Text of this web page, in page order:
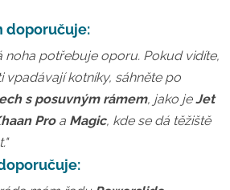
doporučuje:
noha potřebuje oporu. Pokud vidíte,
vpadávají kotníky, sáhněte po
s posuvným rámem, jako jeJet
Pro a Magic, kde se dá těžiště